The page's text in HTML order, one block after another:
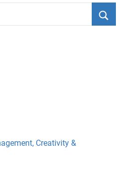
Creativity &